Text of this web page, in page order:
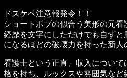
ドスケベ注意報発令！！
ショートボブの似合う美形の元看
経歴を文字にしただけでも自ずと
になるほどの破壊力を持った新人
看護士という正直、収入について
格を持ち、ルックスや雰囲気など